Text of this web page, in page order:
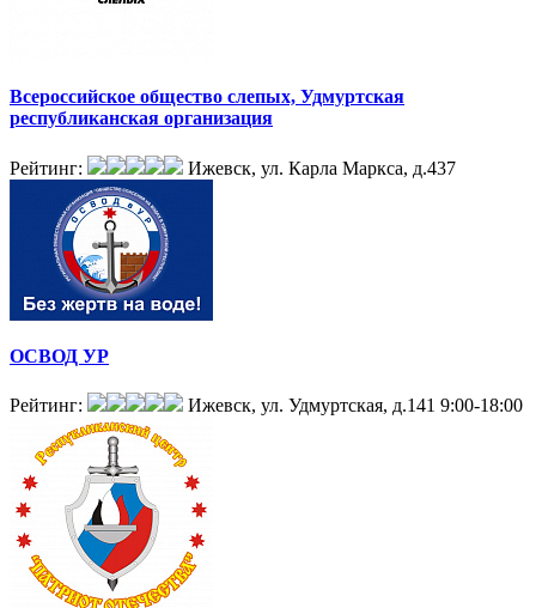
Всероссийское общество слепых, Удмуртская
республиканская организация
Рейтинг: Ижевск, ул. Карла Маркса, д.437
ОСВОД УР
Рейтинг: Ижевск, ул. Удмуртская, д.141 9:00-18:00